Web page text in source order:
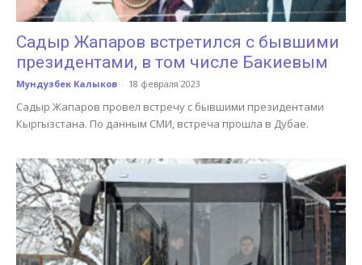
Садыр Жапаров встретился с бывшими
президентами, в том числе Бакиевым
Мундузбек Калыков - 18 февраля 2023
Садыр Жапаров провел встречу с бывшими президентами
Кыргызстана. По данным СМИ, встреча прошла в Дубае.